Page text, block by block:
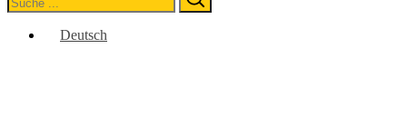
for:
Deutsch